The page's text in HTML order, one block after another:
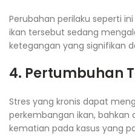
Perubahan perilaku seperti
ikan tersebut sedang
ketegangan yang signifikan
4. Pertumbuhan
Stres yang kronis dapat
perkembangan ikan, bahkan
kematian pada kasus yang